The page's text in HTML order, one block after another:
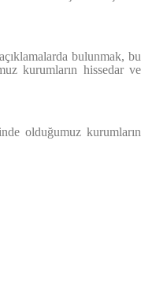
bulunmak, bu
kurumların hissedar ve
olduğumuz kurumların